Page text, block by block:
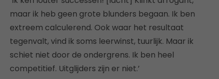
maar ik heb geen grote blunders begaan. Ik ben
extreem calculerend. Ook waar het resultaat
tegenvalt, vind ik soms leerwinst, tuurlijk. Maar ik
schiet niet door de ondergrens. Ik ben heel
competitief. Uitglijders zijn er niet.’